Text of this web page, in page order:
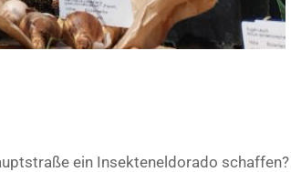
ein Insekteneldorado schaffen?